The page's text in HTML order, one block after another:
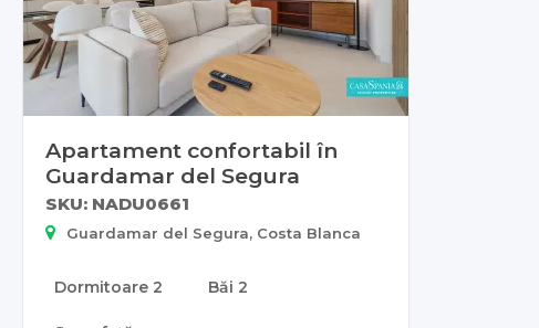
Apartament confortabil în
Guardamar del Segura
SKU: NADU0661
Guardamar del Segura, Costa Blanca
Dormitoare 2 Băi 2